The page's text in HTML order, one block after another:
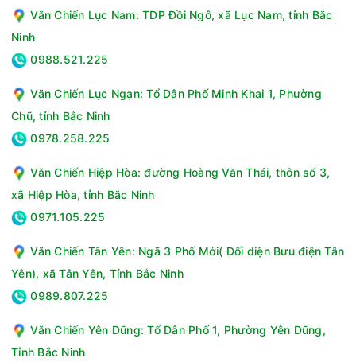
trước, người dùng chỉ cần gạt nút xuống khi nấu và nồi sẽ tự
động chuyển sang chế độ giữ ấm khi cơm chín. Thiết kế này
không chỉ dễ dàng sử dụng mà còn tránh được tình trạng
cơm cháy khét hay khô cứng. Ngay cả những người không
cách dễ dàng.
Đầy đủ phụ kiện đi kèm tiện lợi
Văn Chiến Lục Nam: TDP Đồi Ngô, xã Lục Nam, tỉnh Bắc
Ninh
0988.521.225
Văn Chiến Lục Ngạn: Tổ Dân Phố Minh Khai 1, Phường
Chũ, tỉnh Bắc Ninh
0978.258.225
Văn Chiến Hiệp Hòa: đường Hoàng Văn Thái, thôn số 3,
xã Hiệp Hòa, tỉnh Bắc Ninh
0971.105.225
Văn Chiến Tân Yên: Ngã 3 Phố Mới( Đối diện Bưu điện Tân
Yên), xã Tân Yên, Tỉnh Bắc Ninh
0989.807.225
Văn Chiến Yên Dũng: Tổ Dân Phố 1, Phường Yên Dũng,
Tỉnh Bắc Ninh